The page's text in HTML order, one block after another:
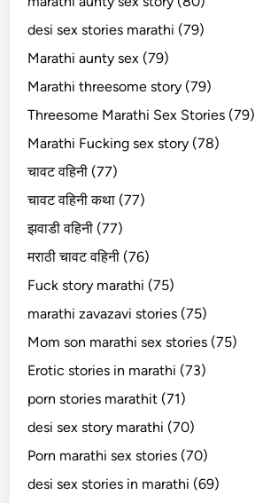
desi sex stories marathi (79)
Marathi aunty sex (79)
Marathi threesome story (79)
Threesome Marathi Sex Stories (79)
Marathi Fucking sex story (78)
चावट वहिनी (77)
चावट वहिनी कथा (77)
झवाडी वहिनी (77)
मराठी चावट वहिनी (76)
Fuck story marathi (75)
marathi zavazavi stories (75)
Mom son marathi sex stories (75)
Erotic stories in marathi (73)
porn stories marathit (71)
desi sex story marathi (70)
Porn marathi sex stories (70)
desi sex stories in marathi (69)